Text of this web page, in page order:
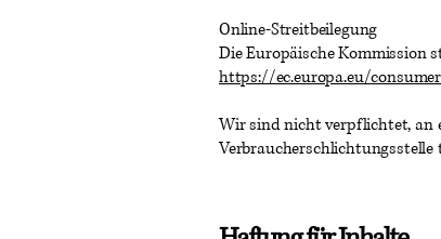
Online-Streitbeilegung
Die Europäische Kommission
https://ec.europa.eu/
Wir sind nicht verpflichtet, an
Verbraucherschlichtungsstelle